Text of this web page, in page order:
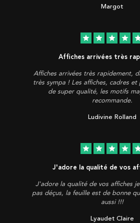
Margot
star star star star
Affiches arrivées très
Affiches arrivées très rapidement,
très sympa ! Les affiches, cadres
de super qualité, les motifs
recommande.
Ludivine Rolland
star star star star
J'adore la qualité de vos
J'adore la qualité de vos affiches
pas déçus, la feuille est de bonne
aussi !!!
Lyaudet Claire